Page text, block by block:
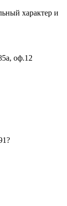
характер и
оф.12